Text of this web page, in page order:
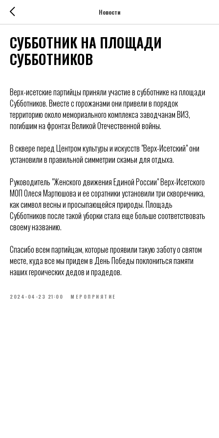
Новости
СУББОТНИК НА ПЛОЩАДИ
СУББОТНИКОВ
Верх-исетские партийцы приняли участие в субботнике на площади
Субботников. Вместе с горожанами они привели в порядок
территорию около мемориального комплекса заводчанам ВИЗ,
погибшим на фронтах Великой Отечественной войны.
В сквере перед Центром культуры и искусств "Верх-Исетский" они
установили в правильной симметрии скамьи для отдыха.
Руководитель "Женского движения Единой России" Верх-Исетского
МОП Олеся Мартюшова и ее соратники установили три скворечника,
как символ весны и просыпающейся природы. Площадь
Субботников после такой уборки стала еще больше соответствовать
своему названию.
Спасибо всем партийцам, которые проявили такую заботу о святом
месте, куда все мы придем в День Победы поклониться памяти
наших героических дедов и прадедов.
2024-04-23 21:00 МЕРОПРИЯТИЕ